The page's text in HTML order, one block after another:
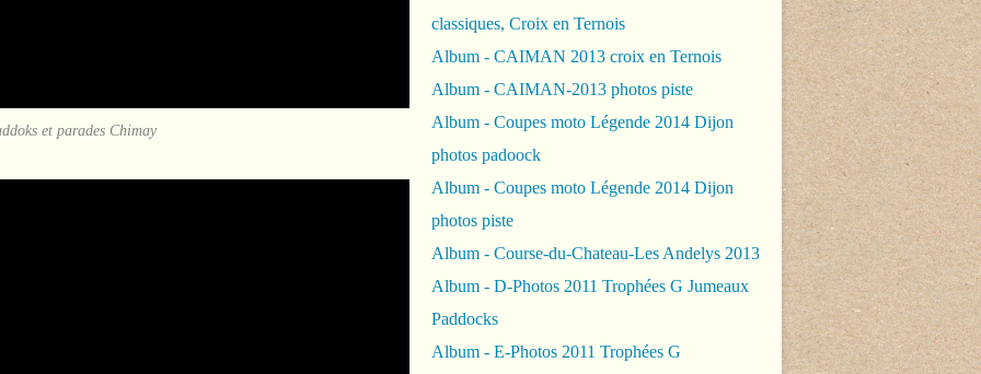
et parades Chimay
classiques, Croix en Ternois
Album - CAIMAN 2013 croix en Ternois
Album - CAIMAN-2013 photos piste
Album - Coupes moto Légende 2014 Dijon
photos padoock
Album - Coupes moto Légende 2014 Dijon
photos piste
Album - Course-du-Chateau-Les Andelys 2013
Album - D-Photos 2011 Trophées G Jumeaux
Paddocks
Album - E-Photos 2011 Trophées G